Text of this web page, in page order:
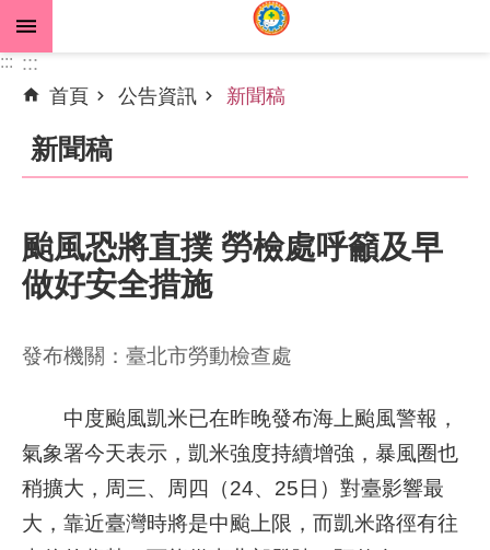
跳到主要內容區塊
進
搜
尋
公
訊
關
介
紹
::: :::
首頁
公告資訊 新聞稿
新聞稿
颱風恐將直撲 勞檢處呼籲及早
做好安全措施
發布機關：臺北市勞動檢查處
中度颱風凱米已在昨晚發布海上颱風警報，
氣象署今天表示，凱米強度持續增強，暴風圈也
稍擴大，周三、周四（24、25日）對臺影響最
大，靠近臺灣時將是中颱上限，而凱米路徑有往